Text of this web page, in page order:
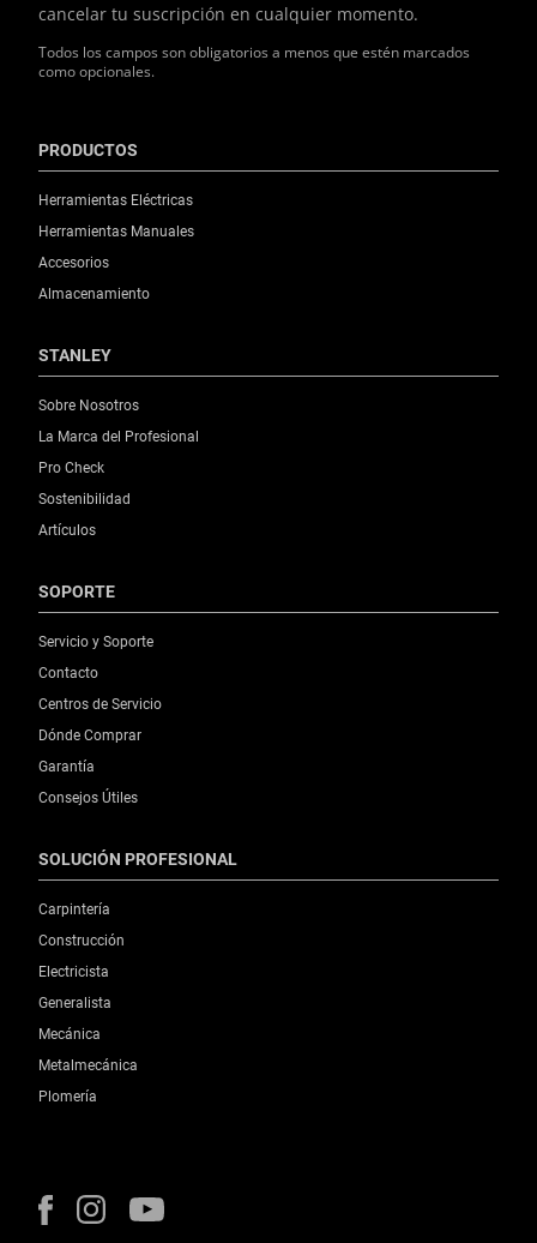
Todos los campos son obligatorios a menos que estén marcados
como opcionales.
cancelar tu suscripción en cualquier momento.
PRODUCTOS
Herramientas Eléctricas
Herramientas Manuales
Accesorios
Almacenamiento
STANLEY
Sobre Nosotros
La Marca del Profesional
Pro Check
Sostenibilidad
Artículos
SOPORTE
Servicio y Soporte
Contacto
Centros de Servicio
Dónde Comprar
Garantía
Consejos Útiles
SOLUCIÓN PROFESIONAL
Carpintería
Construcción
Electricista
Generalista
Mecánica
Metalmecánica
Plomería